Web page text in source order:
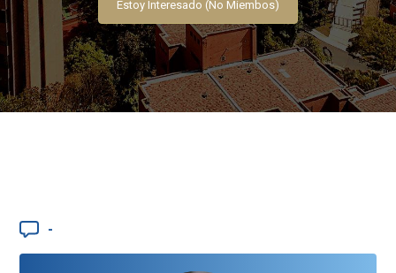
Estoy Interesado (No Miembos)
-